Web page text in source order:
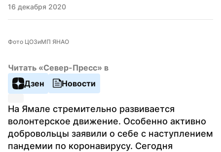
16 декабря 2020
Фото ЦОЗиМП ЯНАО
Читать «Север-Пресс» в
Дзен
Новости
На Ямале стремительно развивается
волонтерское движение. Особенно активно
добровольцы заявили о себе с наступлением
пандемии по коронавирусу. Сегодня